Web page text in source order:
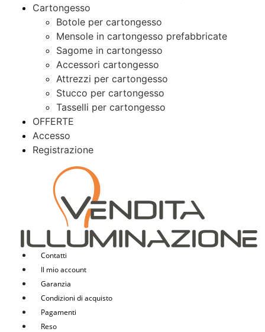
Cartongesso
Botole per cartongesso
Mensole in cartongesso prefabbricate
Sagome in cartongesso
Accessori cartongesso
Attrezzi per cartongesso
Stucco per cartongesso
Tasselli per cartongesso
OFFERTE
Accesso
Registrazione
Contatti
Il mio account
Garanzia
Condizioni di acquisto
Pagamenti
Reso